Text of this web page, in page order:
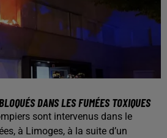
DANS LES FUMÉES TOXIQUES
sont intervenus dans le
à Limoges, à la suite d’un